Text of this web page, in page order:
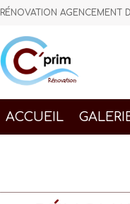
RÉNOVATION
ACCUEIL